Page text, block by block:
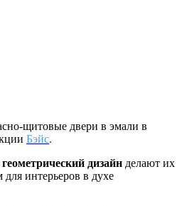
щитовые двери в эмали в
Бэйс.
дизайн делают их
интерьеров в духе